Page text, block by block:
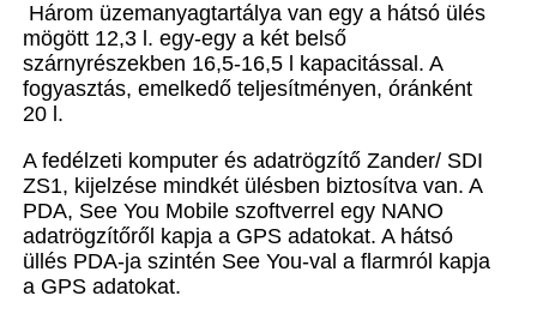
Három üzemanyagtartálya van egy a hátsó ülés
mögött 12,3 l. egy-egy a két belső
szárnyrészekben 16,5-16,5 l kapacitással. A
fogyasztás, emelkedő teljesítményen, óránként
20 l.
A fedélzeti komputer és adatrögzítő Zander/ SDI
ZS1, kijelzése mindkét ülésben biztosítva van. A
PDA, See You Mobile szoftverrel egy NANO
adatrögzítőről kapja a GPS adatokat. A hátsó
üllés PDA-ja szintén See You-val a flarmról kapja
a GPS adatokat.